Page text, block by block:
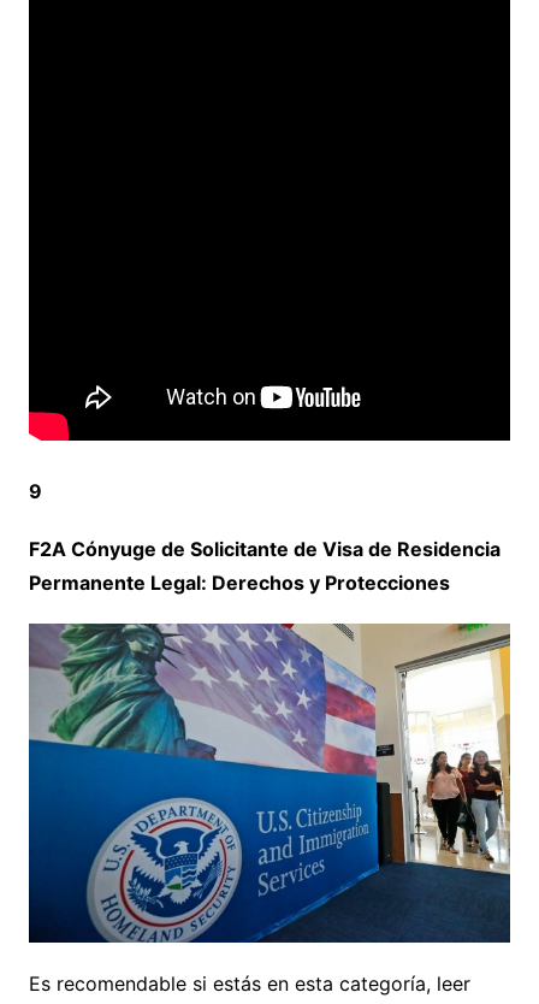
9
F2A Cónyuge de Solicitante de Visa de Residencia
Permanente Legal: Derechos y Protecciones
Es recomendable si estás en esta categoría, leer